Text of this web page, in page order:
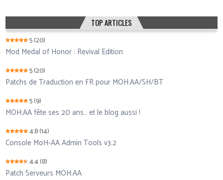
TOP ARTICLES
5(20)
Mod Medal of Honor : Revival Edition
5(20)
Patchs de Traduction en FR pour MOH:AA/SH/BT
5(9)
MOH:AA fête ses 20 ans… et le blog aussi !
4.8(14)
Console MoH-AA Admin Tools v3.2
4.4(8)
Patch Serveurs MOH:AA